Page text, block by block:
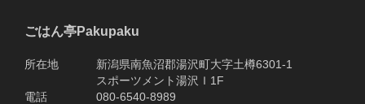
ごはん亭Pakupaku
所在地 新潟県南魚沼郡湯沢町大字土樽6301-1
スポーツメント湯沢Ｉ1F
電話 080-6540-8989